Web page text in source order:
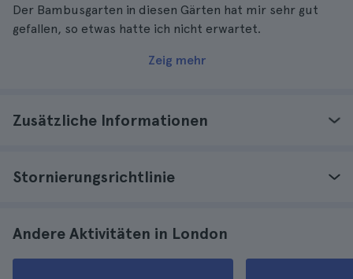
Der Bambusgarten in diesen Gärten hat mir sehr gut
gefallen, so etwas hatte ich nicht erwartet.
Zeig mehr
Zusätzliche Informationen
Stornierungsrichtlinie
Andere Aktivitäten in London